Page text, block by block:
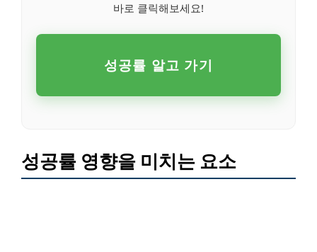
바로 클릭해보세요!
성공률 알고 가기
성공률 영향을 미치는 요소